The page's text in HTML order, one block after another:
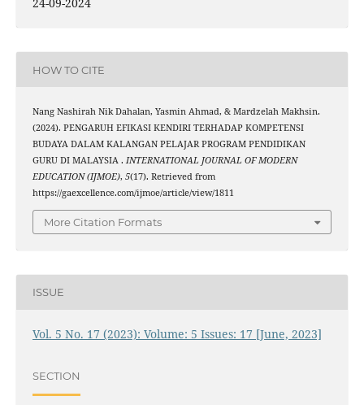
HOW TO CITE
Nang Nashirah Nik Dahalan, Yasmin Ahmad, & Mardzelah Makhsin.
(2024). PENGARUH EFIKASI KENDIRI TERHADAP KOMPETENSI
BUDAYA DALAM KALANGAN PELAJAR PROGRAM PENDIDIKAN
GURU DI MALAYSIA . INTERNATIONAL JOURNAL OF MODERN
EDUCATION (IJMOE), 5(17). Retrieved from
https://gaexcellence.com/ijmoe/article/view/1811
More Citation Formats
ISSUE
Vol. 5 No. 17 (2023): Volume: 5 Issues: 17 [June, 2023]
SECTION